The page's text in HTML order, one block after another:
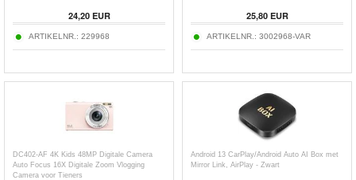
24,20EUR
ARTIKELNR.: 229968
25,80EUR
ARTIKELNR.: 3002968-VAR
DC402-AF 4K Kids 48MP Digitale Camera
Auto Focus 16X Digitale Zoom Vlogging
Camera voor Tieners
Android 13 CarPlay/Android Auto AI Box met
Mirror Link, AirPlay - Zwart